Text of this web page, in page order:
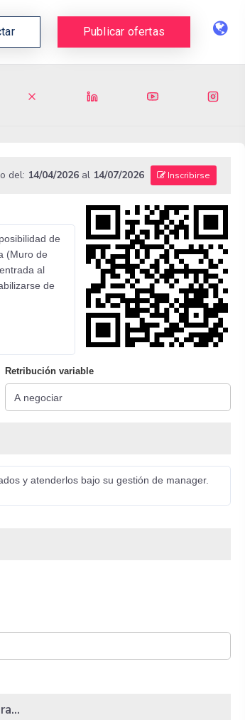
Publicar ofertas
del: 14/04/2026al 14/07/2026 Inscribirse
de
(Muro de
al
de
Retribución variable
y atenderlos bajo su gestión de manager.